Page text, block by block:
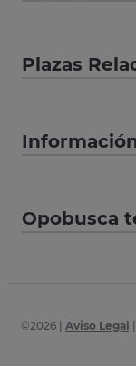
Plazas
Opobusca
©2026| Aviso Legal